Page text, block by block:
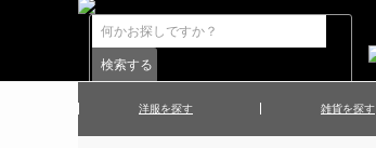
洋服を探す 雑貨を探す